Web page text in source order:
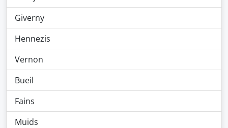
Giverny
Hennezis
Vernon
Bueil
Fains
Muids